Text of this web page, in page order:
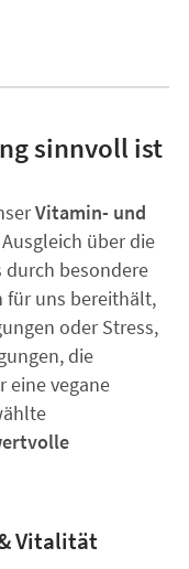
sinnvoll ist
Vitamin- und
über die
durch besondere
für uns bereithält,
oder Stress,
die
eine vegane
Vitalität